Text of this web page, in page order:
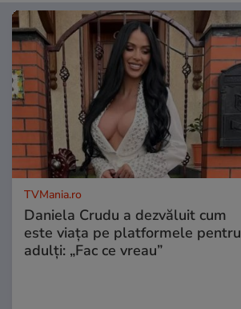
TVMania.ro
Daniela Crudu a dezvăluit cum
este viața pe platformele pentru
adulți: „Fac ce vreau”